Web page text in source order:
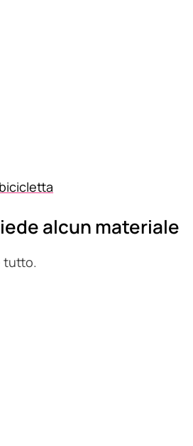
alcun materiale
tutto.